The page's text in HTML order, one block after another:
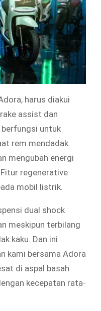
harus diakui
assist dan
untuk
rem mendadak.
mengubah energi
regenerative
mobil listrik.
dual shock
meskipun terbilang
kaku. Dan ini
kami bersama Adora
di aspal basah
kecepatan rata-